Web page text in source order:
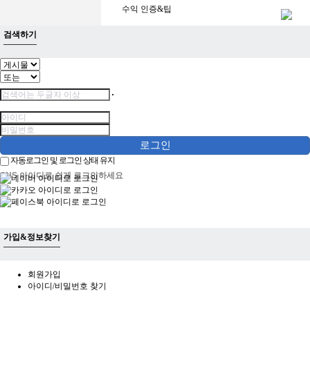
수익 인증&팁
검색하기
로그인
자동로그인 및 로그인 상태 유지
SNS 아이디로 쉽게 로그인하세요
가입&정보찾기
회원가입
아이디/비밀번호 찾기